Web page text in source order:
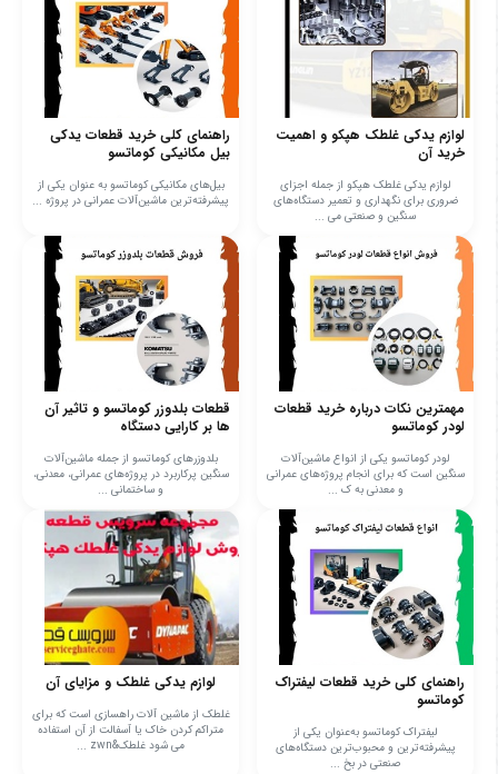
لوازم یدکی غلطک هپکو و اهمیت
خرید آن
لوازم یدکی غلطک هپکو از جمله اجزای
ضروری برای نگهداری و تعمیر دستگاه‌های
سنگین و صنعتی می‌ ...
راهنمای کلی خرید قطعات یدکی
بیل مکانیکی کوماتسو
بیل‌های مکانیکی کوماتسو به عنوان یکی از
پیشرفته‌ترین ماشین‌آلات عمرانی در پروژه‌ ...
مهمترین نکات درباره خرید قطعات
لودر کوماتسو
لودر کوماتسو یکی از انواع ماشین‌آلات
سنگین است که برای انجام پروژه‌های عمرانی
و معدنی به ک ...
قطعات بلدوزر کوماتسو و تاثیر آن
ها بر کارایی دستگاه
بلدوزرهای کوماتسو از جمله ماشین‌آلات
سنگین پرکاربرد در پروژه‌های عمرانی، معدنی،
و ساختمانی ...
راهنمای کلی خرید قطعات لیفتراک
کوماتسو
لیفتراک کوماتسو به‌عنوان یکی از
پیشرفته‌ترین و محبوب‌ترین دستگاه‌های
صنعتی در بخ ...
لوازم یدکی غلطک و مزایای آن
غلطک از ماشین آلات راهسازی است که برای
متراکم کردن خاک یا آسفالت از آن استفاده
می‌ شود غلطک&zwn ...